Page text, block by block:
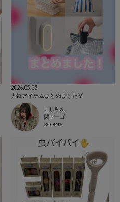
2026.05.25
人気アイテムまとめました💡
こじさん
関マーゴ
3COINS